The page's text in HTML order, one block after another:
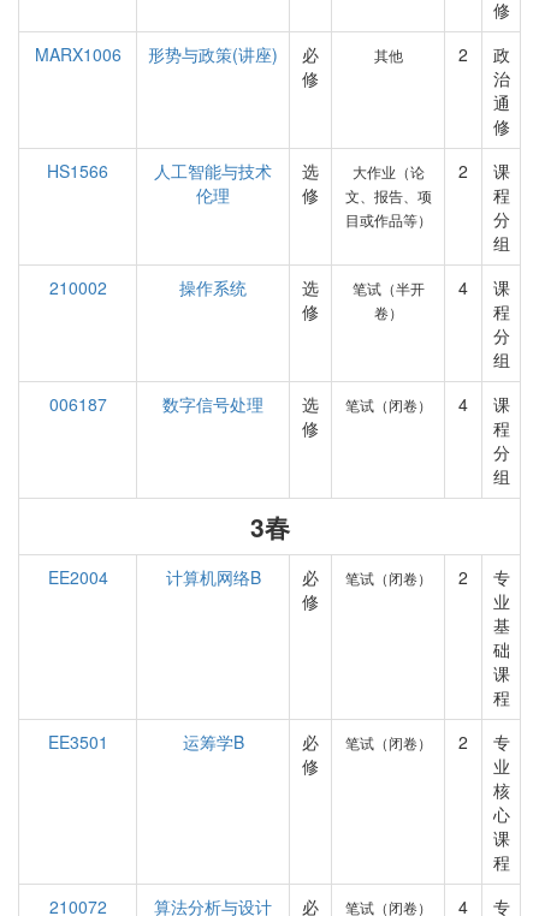
修
MARX1006
形势与政策(讲座)
必
修
其他 2
政
治
通
修
HS1566
人工智能与技术
伦理
选
修
大作业（论
文、报告、项
目或作品等）
2
课
程
分
组
210002
操作系统
选
修
笔试（半开
卷）
4
课
程
分
组
006187
数字信号处理
选
修
笔试（闭卷） 4
课
程
分
组
3春
EE2004 计算机网络B
必
修
笔试（闭卷） 2
专
业
基
础
课
程
EE3501
运筹学B
必
修
笔试（闭卷） 2
专
业
核
心
课
程
210072
算法分析与设计
必
笔试（闭卷） 4
专